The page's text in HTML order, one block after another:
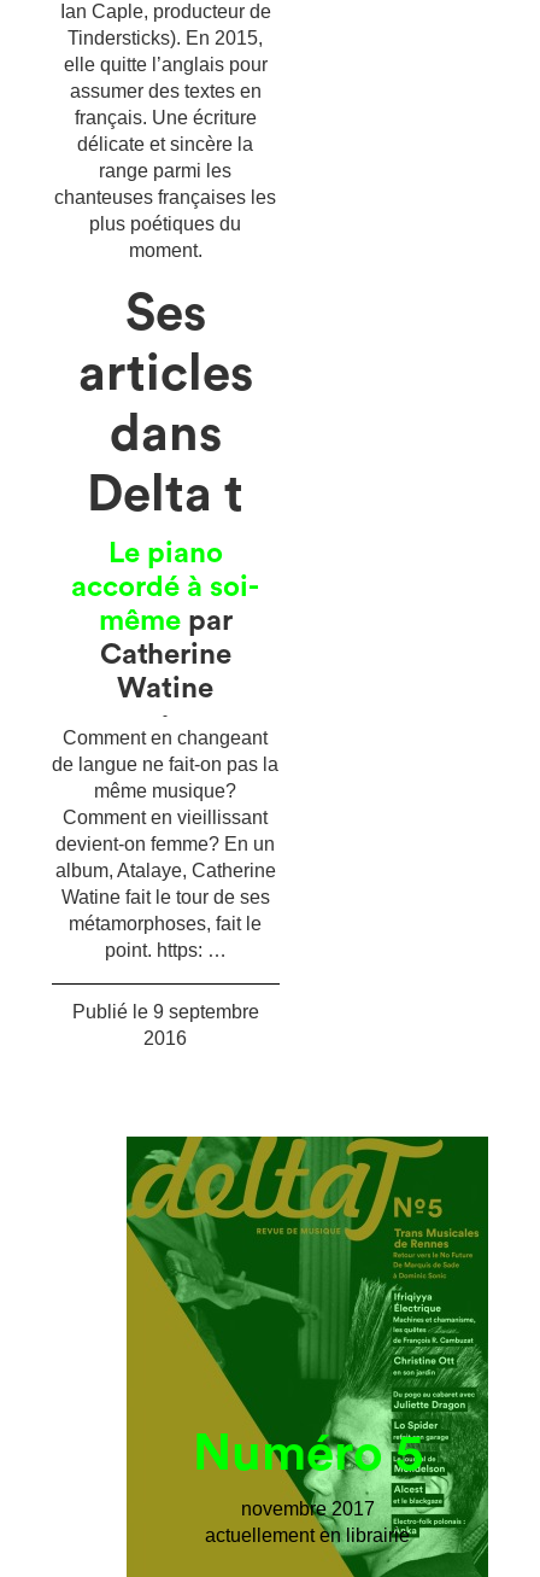
Ian Caple, producteur de
Tindersticks). En 2015,
elle quitte l’anglais pour
assumer des textes en
français. Une écriture
délicate et sincère la
range parmi les
chanteuses françaises les
plus poétiques du
moment.
Ses
articles
dans
Delta t
Le piano
accordé à soi-
mêmepar
Catherine
Watine
-
Comment en changeant
de langue ne fait-on pas la
même musique?
Comment en vieillissant
devient-on femme? En un
album, Atalaye, Catherine
Watine fait le tour de ses
métamorphoses, fait le
point. https: …
Publié le 9 septembre
2016
Numéro 5
novembre 2017
actuellement en librairie